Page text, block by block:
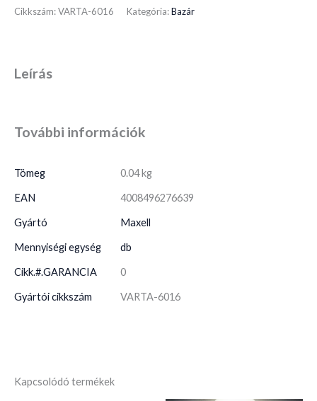
Cikkszám:VARTA-6016 Kategória:Bazár
Leírás
További információk
Tömeg 0.04 kg
EAN 4008496276639
Gyártó Maxell
Mennyiségi egység db
Cikk.#.GARANCIA 0
Gyártói cikkszám VARTA-6016
Kapcsolódó termékek